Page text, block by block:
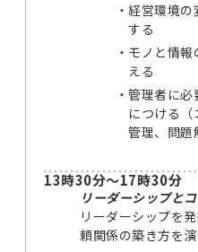
経営環境の
する
モノと情
える
管理者に必
につける
管理、問題
13時30分～17時30分
リーダーシップと
リーダーシップを
頼関係の築き方を